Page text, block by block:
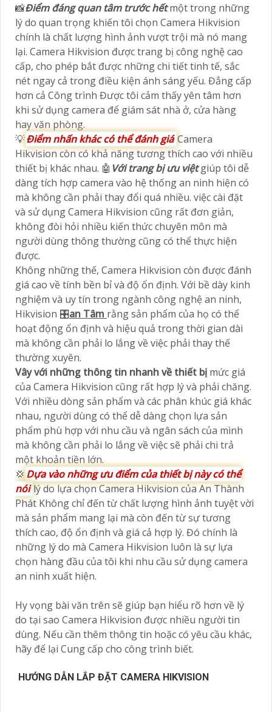
📸Điểm đáng quan tâm trước hếtmột trong những
lý do quan trọng khiến tôi chọn Camera Hikvision
chính là chất lượng hình ảnh vượt trội mà nó mang
lại. Camera Hikvision được trang bị công nghệ cao
cấp, cho phép bắt được những chi tiết tinh tế, sắc
nét ngay cả trong điều kiện ánh sáng yếu. Đẳng cấp
hơn cả Công trình Được tôi cảm thấy yên tâm hơn
khi sử dụng camera để giám sát nhà ở, cửa hàng
hay văn phòng.
💡Điểm nhấn khác có thể đánh giáCamera
Hikvision còn có khả năng tương thích cao với nhiều
thiết bị khác nhau. 🤖️ Với trang bị ưu việtgiúp tôi dễ
dàng tích hợp camera vào hệ thống an ninh hiện có
mà không cần phải thay đổi quá nhiều. việc cài đặt
và sử dụng Camera Hikvision cũng rất đơn giản,
không đòi hỏi nhiều kiến thức chuyên môn mà
người dùng thông thường cũng có thể thực hiện
được.
Không những thế, Camera Hikvision còn được đánh
giá cao về tính bền bỉ và độ ổn định. Với bề dày kinh
nghiệm và uy tín trong ngành công nghệ an ninh,
Hikvision 🎛an Tâm rằng sản phẩm của họ có thể
hoạt động ổn định và hiệu quả trong thời gian dài
mà không cần phải lo lắng về việc phải thay thế
thường xuyên.
Vây với những thông tin nhanh về thiết bị mức giá
của Camera Hikvision cũng rất hợp lý và phải chăng.
Với nhiều dòng sản phẩm và các phân khúc giá khác
nhau, người dùng có thể dễ dàng chọn lựa sản
phẩm phù hợp với nhu cầu và ngân sách của mình
mà không cần phải lo lắng về việc sẽ phải chi trả
một khoản tiền lớn.
💢 Dựa vào những ưu điểm của thiết bị này có thể
nóilý do lựa chọn Camera Hikvision của An Thành
Phát Không chỉ đến từ chất lượng hình ảnh tuyệt vời
mà sản phẩm mang lại mà còn đến từ sự tương
thích cao, độ ổn định và giá cả hợp lý. Đó chính là
những lý do mà Camera Hikvision luôn là sự lựa
chọn hàng đầu của tôi khi nhu cầu sử dụng camera
an ninh xuất hiện.
Hy vọng bài văn trên sẽ giúp bạn hiểu rõ hơn về lý
do tại sao Camera Hikvision được nhiều người tin
dùng. Nếu cần thêm thông tin hoặc có yêu cầu khác,
hãy để lại Cung cấp cho công trình biết.
HƯỚNG DẪN LẮP ĐẶT CAMERA HIKVISION